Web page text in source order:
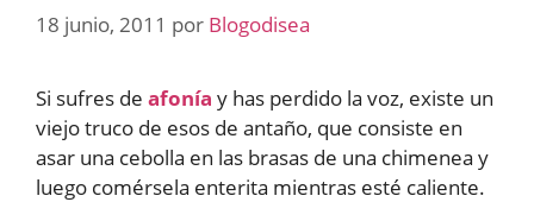
18 junio, 2011 por Blogodisea
Si sufres de afonía y has perdido la voz, existe un
viejo truco de esos de antaño, que consiste en
asar una cebolla en las brasas de una chimenea y
luego comérsela enterita mientras esté caliente.